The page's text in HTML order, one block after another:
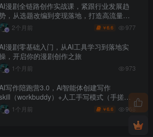
漫剧全链路创作实战课，紧跟行业发展趋
，从选题改编到变现落地，打造高流量优
质作品2个月前 ￥6.6 977
漫剧零基础入门，从AI工具学习到落地实
，开启你的漫剧创作之旅
1个月前 973
写作陪跑营3.0，Ai智能体创建写作
（workbuddy）+人工手写模式（手搓模
式），去除AI痕迹（头条号、公众号、百家
号）
1个月前 ￥6.6 968